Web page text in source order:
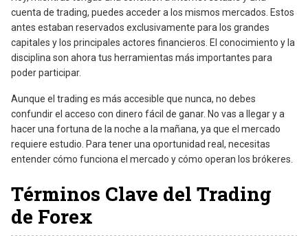
cuenta de trading, puedes acceder a los mismos mercados. Estos
antes estaban reservados exclusivamente para los grandes
capitales y los principales actores financieros. El conocimiento y la
disciplina son ahora tus herramientas más importantes para
poder participar.
Aunque el trading es más accesible que nunca, no debes
confundir el acceso con dinero fácil de ganar. No vas a llegar y a
hacer una fortuna de la noche a la mañana, ya que el mercado
requiere estudio. Para tener una oportunidad real, necesitas
entender cómo funciona el mercado y cómo operan los brókeres.
Términos Clave del Trading
de Forex